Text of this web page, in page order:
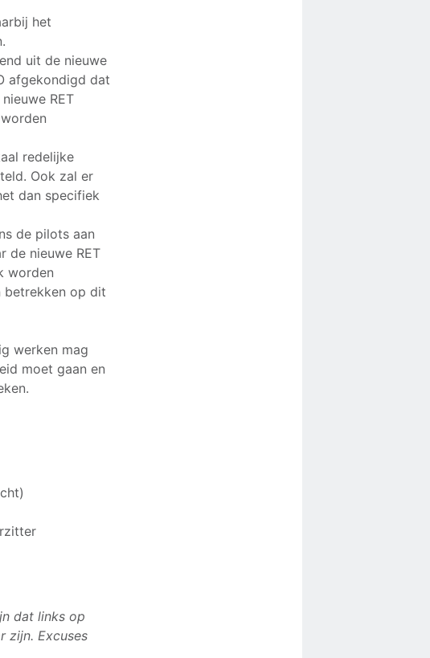
het
uit de nieuwe
afgekondigd dat
RET
redelijke
Ook zal er
dan specifiek
de pilots aan
de nieuwe RET
worden
betrekken op dit
werken mag
moet gaan en
dat links op
zijn. Excuses